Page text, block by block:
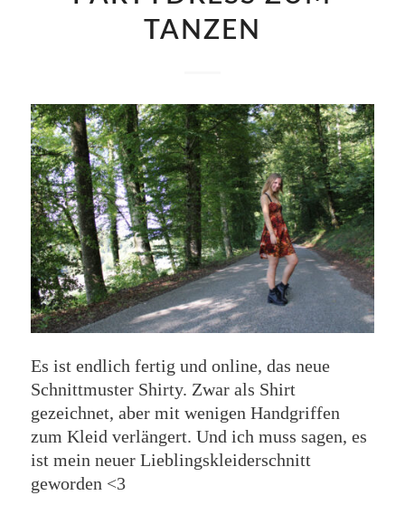
TANZEN
Es ist endlich fertig und online, das neue
Schnittmuster Shirty. Zwar als Shirt
gezeichnet, aber mit wenigen Handgriffen
zum Kleid verlängert. Und ich muss sagen, es
ist mein neuer Lieblingskleiderschnitt
geworden <3